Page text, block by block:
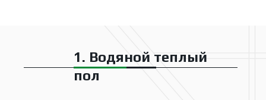
1. Водяной теплый
пол